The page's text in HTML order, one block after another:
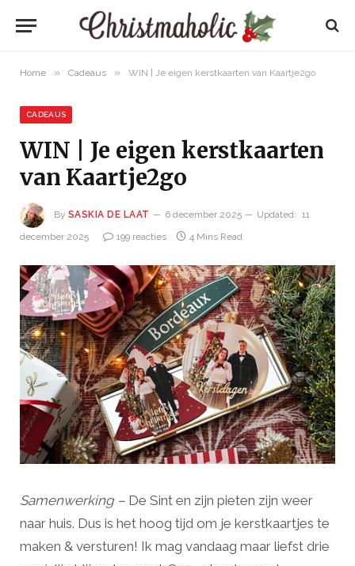
Home » Cadeaus » WIN | Je eigen kerstkaarten van Kaartje2go
CADEAUS
WIN | Je eigen kerstkaarten
van Kaartje2go
By SASKIA DE LAAT 6 december 2025 Updated: 11
december 2025
199 reacties 4 Mins Read
Samenwerking – De Sint en zijn pieten zijn weer
naar huis. Dus is het hoog tijd om je kerstkaartjes te
maken & versturen! Ik mag vandaag maar liefst drie